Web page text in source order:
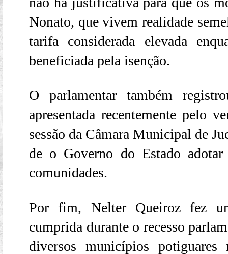
Nonato, que vivem realidade
tarifa considerada elevada
beneficiada pela isenção.
O parlamentar também
apresentada recentemente pelo
sessão da Câmara Municipal de
de o Governo do Estado
comunidades.
Por fim, Nelter Queiroz fez
cumprida durante o recesso
diversos municípios